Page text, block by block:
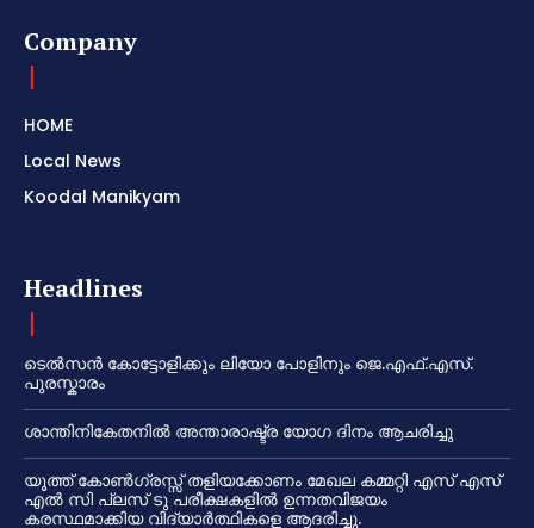
Company
HOME
Local News
Koodal Manikyam
Headlines
ടെൽസൻ കോട്ടോളിക്കും ലിയോ പോളിനും ജെ.എഫ്.എസ്.
പുരസ്കാരം
ശാന്തിനികേതനിൽ അന്താരാഷ്ട്ര യോഗ ദിനം ആചരിച്ചു
യൂത്ത് കോൺഗ്രസ്സ് തളിയക്കോണം മേഖല കമ്മറ്റി എസ് എസ്
എൽ സി പ്ലസ് ടു പരീക്ഷകളിൽ ഉന്നതവിജയം
കരസ്ഥമാക്കിയ വിദ്യാർത്ഥികളെ ആദരിച്ചു.